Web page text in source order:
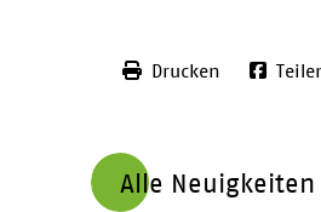
Drucken
Alle Neuigkeiten